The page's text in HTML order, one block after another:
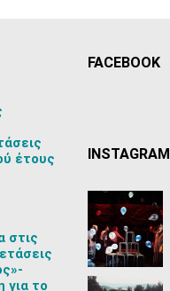
έτους
στις
για το
FACEBOOK
INSTAGRAM